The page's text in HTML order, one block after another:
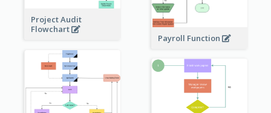
Project Audit
Flowchart
Payroll Function